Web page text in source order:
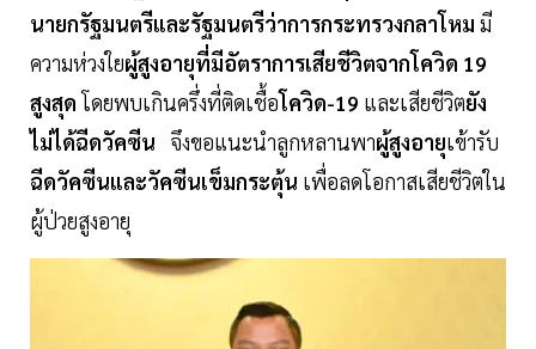
นายกรัฐมนตรีและรัฐมนตรีว่าการกระทรวงกลาโหม มี
ความห่วงใยผู้สูงอายุที่มีอัตราการเสียชีวิตจากโควิด 19
สูงสุดโดยพบเกินครึ่งที่ติดเชื้อโควิด-19 และเสียชีวิตยัง
ไม่ได้ฉีดวัคซีน
จึงขอแนะนำลูกหลานพาผู้สูงอายุเข้ารับ
ฉีดวัคซีนและวัคซีนเข็มกระตุ้น เพื่อลดโอกาสเสียชีวิตใน
ผู้ป่วยสูงอายุ